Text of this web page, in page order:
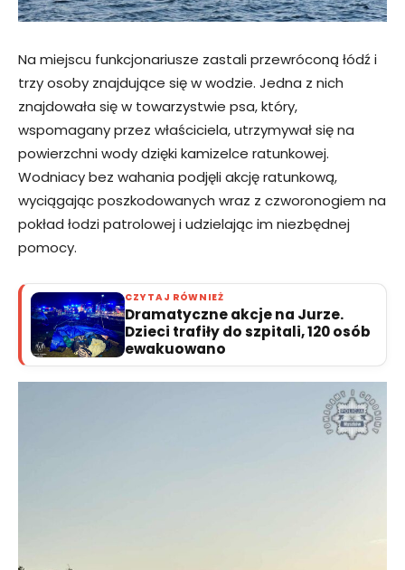
Na miejscu funkcjonariusze zastali przewróconą łódź i
trzy osoby znajdujące się w wodzie. Jedna z nich
znajdowała się w towarzystwie psa, który,
wspomagany przez właściciela, utrzymywał się na
powierzchni wody dzięki kamizelce ratunkowej.
Wodniacy bez wahania podjęli akcję ratunkową,
wyciągając poszkodowanych wraz z czworonogiem na
pokład łodzi patrolowej i udzielając im niezbędnej
pomocy.
CZYTAJ RÓWNIEŻ
Dramatyczne akcje na Jurze.
Dzieci trafiły do szpitali, 120 osób
ewakuowano